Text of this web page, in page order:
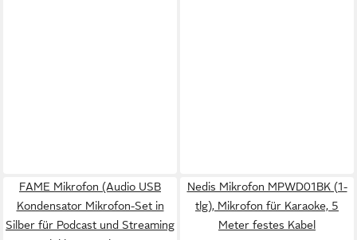
FAME Mikrofon (Audio USB
Kondensator Mikrofon-Set in
Silber für Podcast und Streaming
Nedis Mikrofon MPWD01BK (1-
tlg), Mikrofon für Karaoke, 5
Meter festes Kabel